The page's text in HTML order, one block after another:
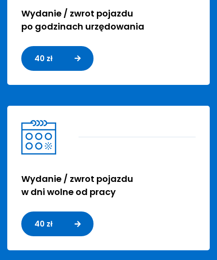
Wydanie / zwrot pojazdu
po godzinach urzędowania
40 zł
Wydanie / zwrot pojazdu
w dni wolne od pracy
40 zł